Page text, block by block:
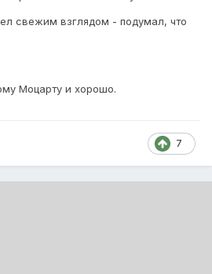
свежим взглядом - подумал, что
Моцарту и хорошо.
7